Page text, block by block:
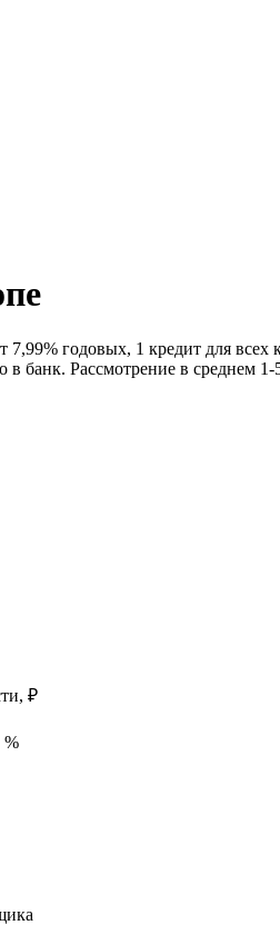
годовых, 1 кредит для всех
в банк. Рассмотрение в среднем 1-
₽
%